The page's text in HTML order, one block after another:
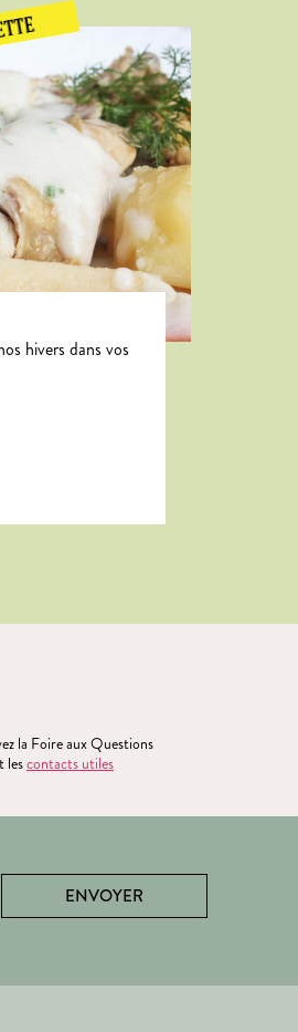
hivers dans vos
la Foire aux Questions
lescontacts utiles
ENVOYER